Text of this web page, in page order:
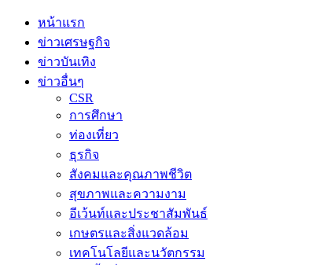
Skip
content
หน้าแรก
ข่าวเศรษฐกิจ
ข่าวบันเทิง
ข่าวอื่นๆ
CSR
การศึกษา
ท่องเที่ยว
ธุรกิจ
สังคมและคุณภาพชีวิต
สุขภาพและความงาม
อีเว้นท์และประชาสัมพันธ์
เกษตรและสิ่งแวดล้อม
เทคโนโลยีและนวัตกรรม